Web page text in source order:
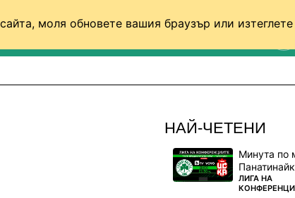
моля обновете вашия браузър или изтеглете
НАЙ-ЧЕТЕНИ
Минута по
ПОВЕЧЕ ОТ
ЛИГА НА